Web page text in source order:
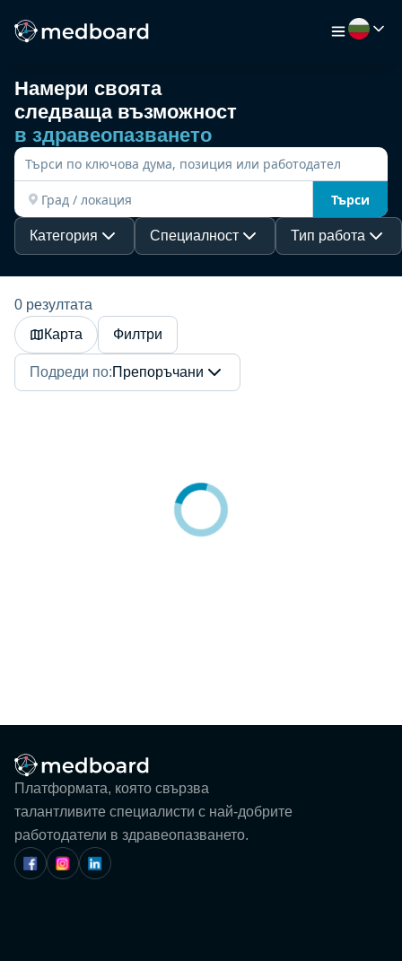
НАЧАЛО
РАБОТА
КАРТА
ВИДЕО
РЕСУРСИ
Потребител
Намери своята
следваща възможност
в здравеопазването
Търси
Категория Специалност Тип работа
0 резултата
Карта
Филтри
Подреди по:Препоръчани
Платформата, която свързва
талантливите специалисти с най-добрите
работодатели в здравеопазването.